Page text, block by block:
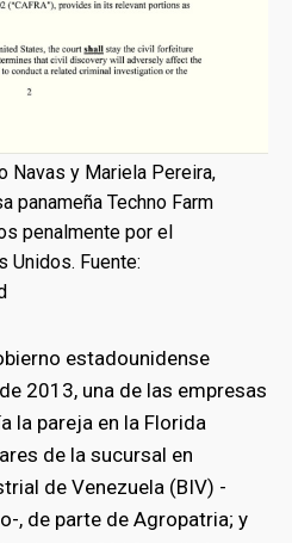
Navas y Mariela Pereira,
panameña Techno Farm
penalmente por el
Unidos. Fuente:
estadounidense
2013, una de las empresas
la pareja en la Florida
de la sucursal en
de Venezuela (BIV) -
, de parte de Agropatria; y